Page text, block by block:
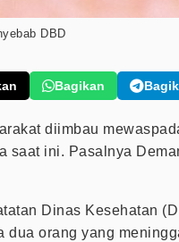
DBD
Bagikan
diimbau
saat ini. Pasalnya
Dinas Kesehatan
dua orang yang